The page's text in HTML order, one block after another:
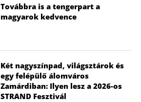
Továbbra is a tengerpart a
magyarok kedvence
Két nagyszínpad, világsztárok és
egy felépülő álomváros
Zamárdiban: Ilyen lesz a 2026-os
STRAND Fesztivál